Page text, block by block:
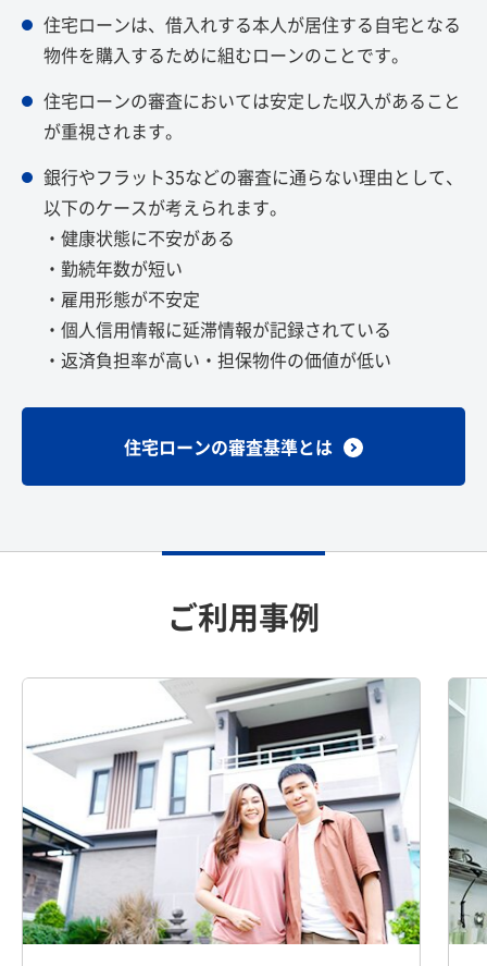
住宅ローンは、借入れする本人が居住する自宅となる
物件を購入するために組むローンのことです。
住宅ローンの審査においては安定した収入があること
が重視されます。
銀行やフラット35などの審査に通らない理由として、
以下のケースが考えられます。
・健康状態に不安がある
・勤続年数が短い
・雇用形態が不安定
・個人信用情報に延滞情報が記録されている
・返済負担率が高い・担保物件の価値が低い
住宅ローンの審査基準とは
ご利用事例